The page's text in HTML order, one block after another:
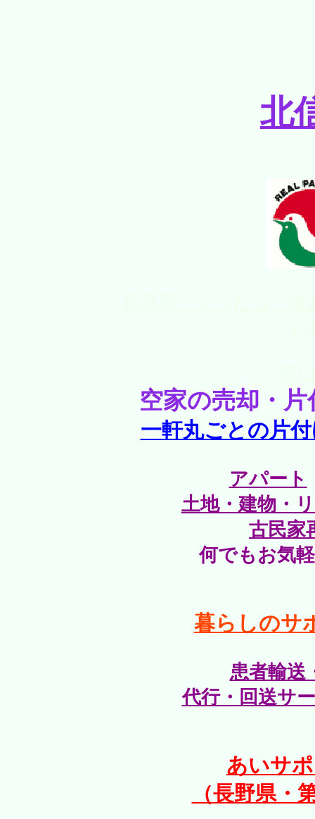
北
空家の売却・
一軒丸ごとの片
アパート
土地・建物・
古民家
何でもお気
暮らしのサ
患者輸送
代行・回送サ
あいサ
（長野県・